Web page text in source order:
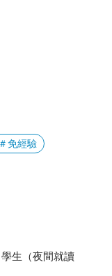
＃免經驗
生（夜間就讀